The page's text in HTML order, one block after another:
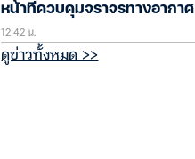
หน้าที่ควบคุมจราจรทางอากาศ
12:42 น.
ดูข่าวทั้งหมด >>